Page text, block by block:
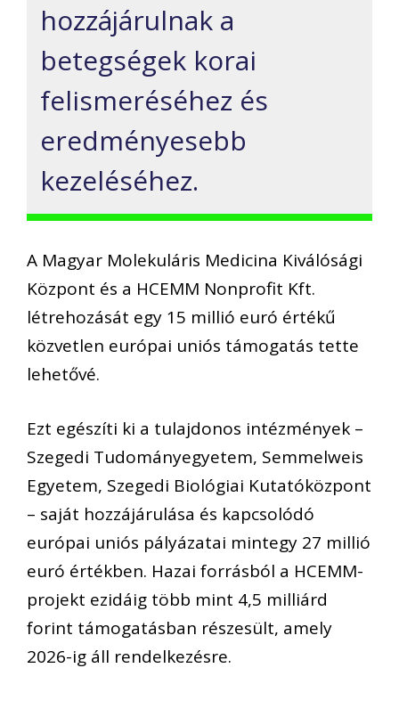
hozzájárulnak a
betegségek korai
felismeréséhez és
eredményesebb
kezeléséhez.
A Magyar Molekuláris Medicina Kiválósági
Központ és a HCEMM Nonprofit Kft.
létrehozását egy 15 millió euró értékű
közvetlen európai uniós támogatás tette
lehetővé.
Ezt egészíti ki a tulajdonos intézmények –
Szegedi Tudományegyetem, Semmelweis
Egyetem, Szegedi Biológiai Kutatóközpont
– saját hozzájárulása és kapcsolódó
európai uniós pályázatai mintegy 27 millió
euró értékben. Hazai forrásból a HCEMM-
projekt ezidáig több mint 4,5 milliárd
forint támogatásban részesült, amely
2026-ig áll rendelkezésre.